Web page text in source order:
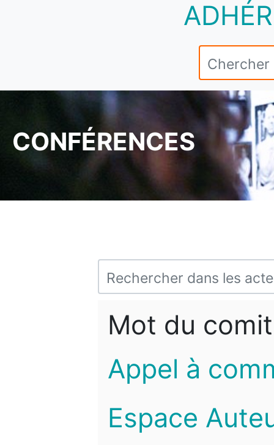
CONFÉRENCES
Mot du
Appel à
Espace